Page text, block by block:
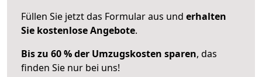
Füllen Sie jetzt das Formular aus und erhalten
Sie kostenlose Angebote.
Bis zu 60 % der Umzugskosten sparen, das
finden Sie nur bei uns!